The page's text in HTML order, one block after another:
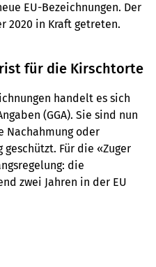
EU-Bezeichnungen. Der
2020 in Kraft getreten.
für die Kirschtorte
handelt es sich
(GGA). Sie sind nun
Nachahmung oder
Für die «Zuger
die
zwei Jahren in der EU